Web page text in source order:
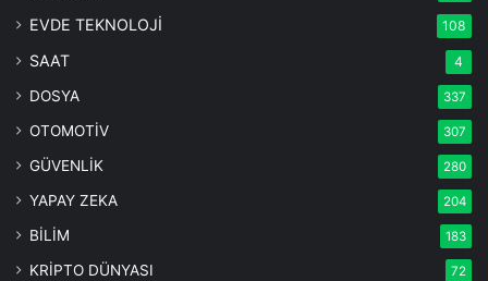
EVDE TEKNOLOJİ 108
SAAT 4
DOSYA 337
OTOMOTİV 307
GÜVENLİK 280
YAPAY ZEKA 204
BİLİM 183
KRİPTO DÜNYASI 72